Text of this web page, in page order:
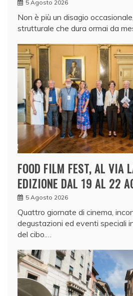
5 Agosto 2026
Non è più un disagio
strutturale che dura ormai da
FOOD FILM FEST, AL VIA
EDIZIONE DAL 19 AL 22
5 Agosto 2026
Quattro giornate di cinema,
degustazioni ed eventi speciali
del cibo.…